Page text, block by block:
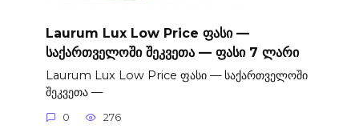
Laurum Lux Low Price ფასი —
საქართველოში შეკვეთა — ფასი 7 ლარი
Laurum Lux Low Price ფასი — საქართველოში
შეკვეთა —
0 276